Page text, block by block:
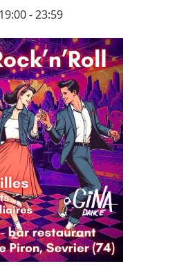
-23:59